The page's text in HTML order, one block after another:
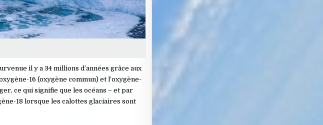
il y a 34 millions d’années grâce aux
16 (oxygène commun) et l’oxygène-
ce qui signifie que les océans – et par
18 lorsque les calottes glaciaires sont